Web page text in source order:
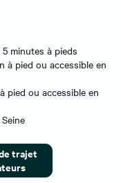
minutes à pieds
à pied ou accessible en
pied ou accessible en
trajet